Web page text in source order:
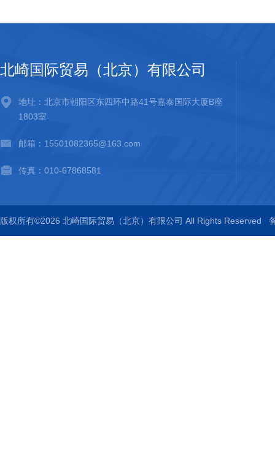
北崎国际贸易（北京）有限公司
地址：北京市朝阳区东四环中路41号嘉泰国际大厦B座
1803室
邮箱：15501082365@163.com
传真：010-67868581
版权所有©2026 北崎国际贸易（北京）有限公司 All Rights Reserved